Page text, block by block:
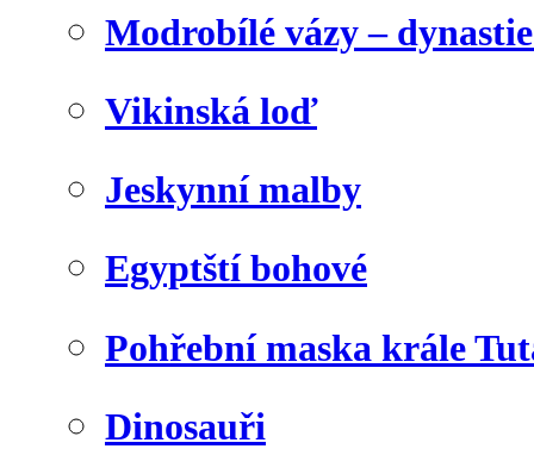
Modrobílé vázy –
Vikinská loď
Jeskynní malby
Egyptští bohové
Pohřební maska krále
Dinosauři